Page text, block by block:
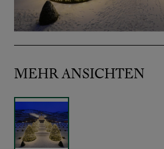
MEHR ANSICHTEN